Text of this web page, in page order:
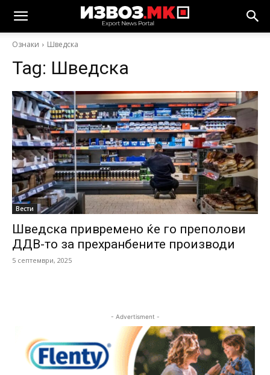
Ознаки Шведска
Tag: Шведска
Вести
Шведска привремено ќе го преполови
ДДВ-то за прехранбените производи
5 септември, 2025
- Advertisment -